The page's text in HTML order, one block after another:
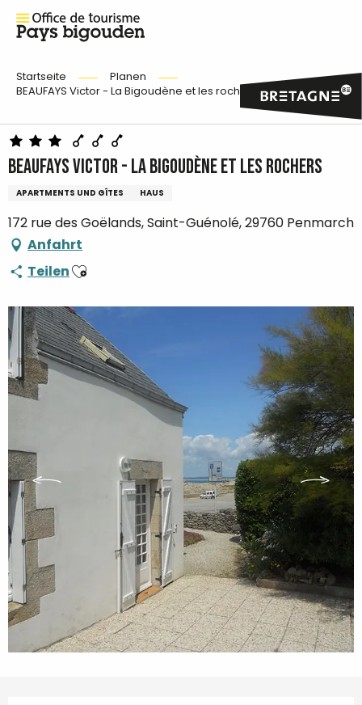
Startseite
Planen
BEAUFAYS Victor - La Bigoudène et les rochers
BEAUFAYS Victor - La Bigoudène et les rochers
APARTMENTS UND GÎTES HAUS
172 rue des Goëlands, Saint-Guénolé, 29760 Penmarch
Anfahrt
TeilenAjouter aux favoris